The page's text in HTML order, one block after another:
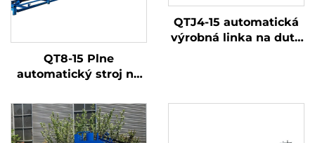
QT8-15 Plne
automatický stroj na
tvárnic, stroj na
výrobu betónových
dlažobných kameňov
QTJ4-15 automatická
výrobná linka na duté